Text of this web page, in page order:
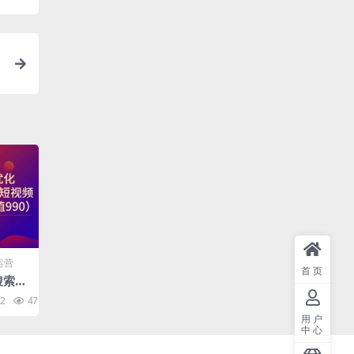
营
SE
作
上
47.6K
首页
用户
中心